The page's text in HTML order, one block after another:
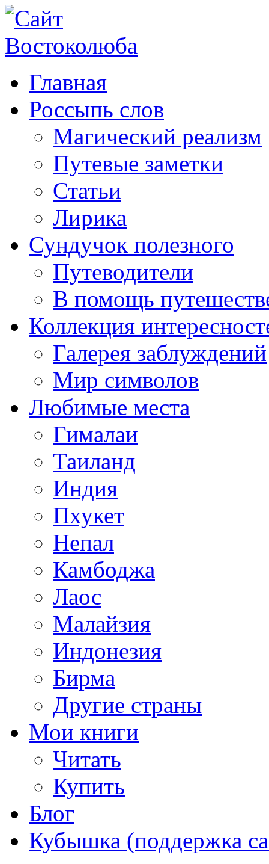
Главная
Россыпь слов
Магический реализм
Путевые заметки
Статьи
Лирика
Сундучок полезного
Путеводители
В помощь
Коллекция
Галерея заблуждений
Мир символов
Любимые места
Гималаи
Таиланд
Индия
Пхукет
Непал
Камбоджа
Лаос
Малайзия
Индонезия
Бирма
Другие страны
Мои книги
Читать
Купить
Блог
Кубышка (поддержка